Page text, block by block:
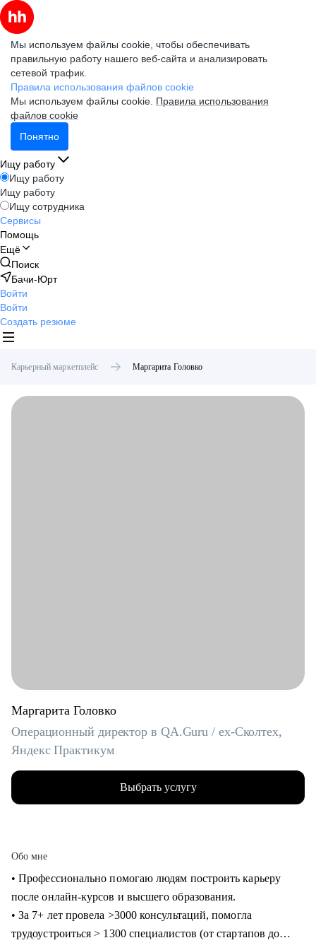
Мы используем файлы cookie, чтобы обеспечивать
правильную работу нашего веб-сайта и анализировать
сетевой трафик.
Правила использования файлов cookie
Мы используем файлы cookie. Правила использования
файлов cookie
Понятно
Ищу работу
Ищу работу
Ищу работу
Ищу сотрудника
Сервисы
Помощь
Ещё
Поиск
Бачи-Юрт
Войти
Войти
Создать резюме
Карьерный маркетплейс Маргарита Головко
Маргарита Головко
Операционный директор в QA.Guru / ex-Сколтех,
Яндекс Практикум
Выбрать услугу
Обо мне
• Профессионально помогаю людям построить карьеру
после онлайн-курсов и высшего образования.
• За 7+ лет провела >3000 консультаций, помогла
трудоустроиться > 1300 специалистов (от стартапов до